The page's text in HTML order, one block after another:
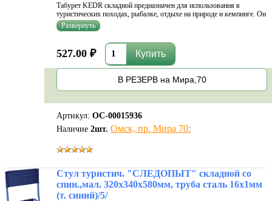
Табурет KEDR складной предназначен для использования в
туристических походах, рыбалке, отдыхе на природе и кемпинге. Он
всегда выручит, когда нужна мобильность на местности или
компактность места для сидения, когда более комфортабельные и
527.00 ₽
В РЕЗЕРВ на Мира,70
Артикул: ОС-00015936
Наличие 2шт. Омск, пр. Мира 70:
Стул туристич. "СЛЕДОПЫТ" складной со
спин.,мал. 320х340х580мм, труба сталь 16х1мм
(т. синий)/5/